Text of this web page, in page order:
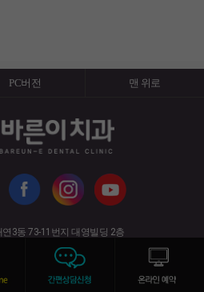
PC버전 맨 위로
3동 73-11번지 대영빌딩 2층
·부경대역 6번 출구)
50820 전화번호 : 051-626-7528
All rights reserved.